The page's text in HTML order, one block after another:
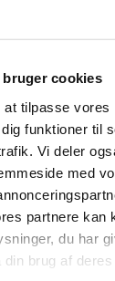
bruger cookies
tilpasse vores
funktioner til
Vi deler
med
partnere kan
du har
brug af deres
bakker op
om diakoni
ved
til
i
i 2027.
lokal
1. januar
et udvalg
præst
Hauge,